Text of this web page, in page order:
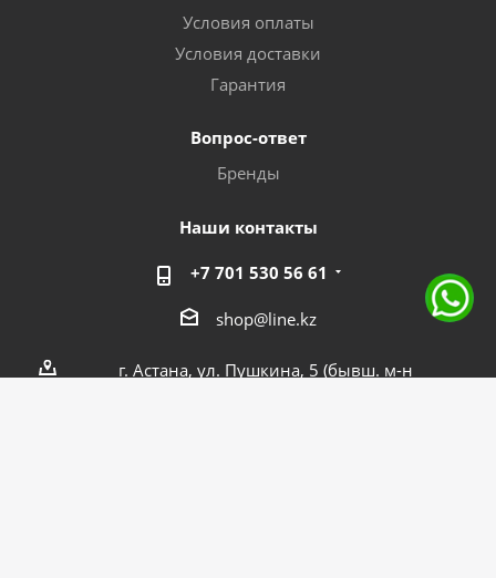
Условия оплаты
Условия доставки
Гарантия
Вопрос-ответ
Бренды
Наши контакты
+7 701 530 56 61
shop@line.kz
г. Астана, ул. Пушкина, 5 (бывш. м-н